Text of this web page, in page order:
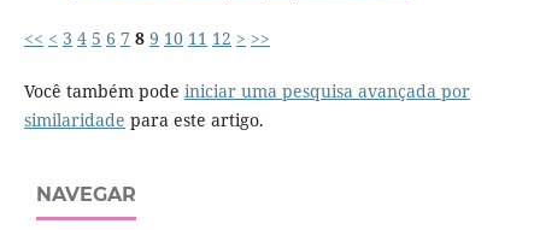
<< < 3 4 5 6 7 8 9 10 11 12 > >>
Você também pode iniciar uma pesquisa avançada por
similaridade para este artigo.
NAVEGAR